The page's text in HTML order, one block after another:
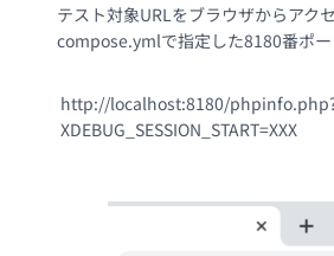
テスト対象URLをブラウザからアク
compose.ymlで指定した8180番ポー
http://localhost:8180/
XDEBUG_SESSION_START=XXX